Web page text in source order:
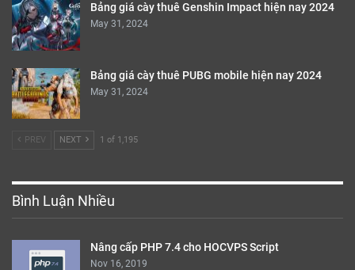
Bảng giá cày thuê Genshin Impact hiện nay 2024
May 31, 2024
Bảng giá cày thuê PUBG mobile hiện nay 2024
May 31, 2024
PREV NEXT 1 of 1,195
Bình Luận Nhiều
Nâng cấp PHP 7.4 cho HOCVPS Script
Nov 16, 2019